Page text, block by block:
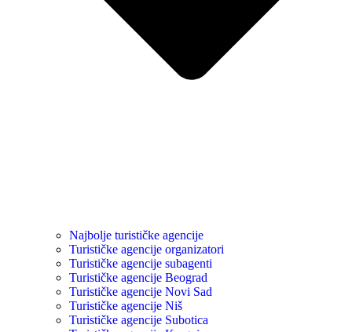
Najbolje turističke agencije
Turističke agencije organizatori
Turističke agencije subagenti
Turističke agencije Beograd
Turističke agencije Novi Sad
Turističke agencije Niš
Turističke agencije Subotica